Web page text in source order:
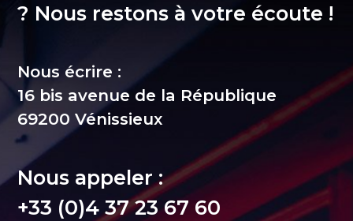
? Nous restons à votre écoute !
Nous écrire :
16 bis avenue de la République
69200 Vénissieux
Nous appeler :
+33 (0)4 37 23 67 60